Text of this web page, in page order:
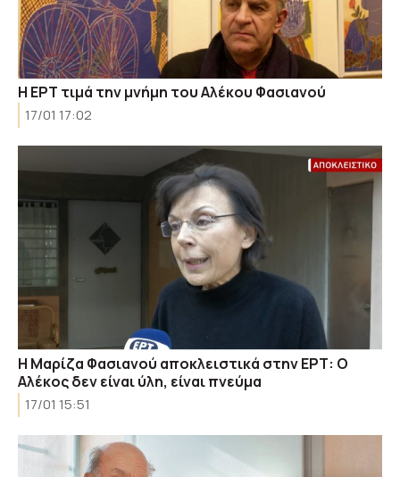
Η ΕΡΤ τιμά την μνήμη του Αλέκου Φασιανού
17/01 17:02
Η Μαρίζα Φασιανού αποκλειστικά στην ΕΡΤ: Ο
Αλέκος δεν είναι ύλη, είναι πνεύμα
17/01 15:51